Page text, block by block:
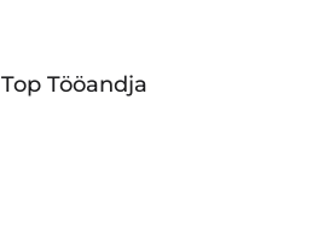
Top Tööandja